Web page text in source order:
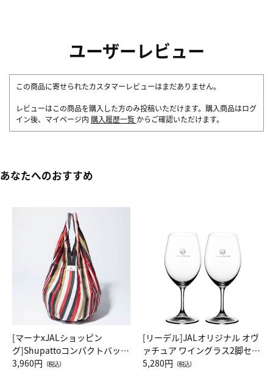
ユーザーレビュー
この商品に寄せられたカスタマーレビューはまだありません。
レビューはこの商品を購入した方のみ投稿いただけます。購入商品はログ
イン後、マイページ内 購入履歴一覧 からご確認いただけます。
あなたへのおすすめ
[マーナxJALショッピン
グ]Shupattoコンパクトバッグ
Drop JAL客室乗務員（LC）ス
3,960円 （税込）
[リーデル]JALオリジナル オヴ
ァチュア ワイングラス2脚セッ
ト（レッドワイン）
5,280円 （税込）